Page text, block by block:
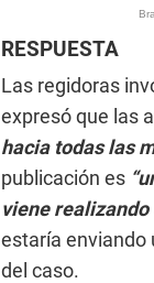
RESPUESTA
Las regidoras
expresó que las
hacia todas las
publicación es
viene realizando
estaría enviando
del caso.